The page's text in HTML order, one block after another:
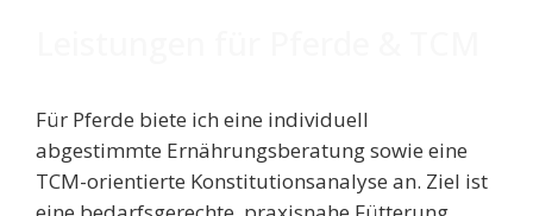
Für Pferde biete ich eine individuell
abgestimmte Ernährungsberatung sowie eine
TCM-orientierte Konstitutionsanalyse an. Ziel ist